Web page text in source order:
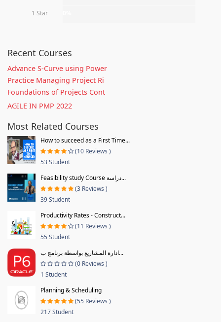
1 Star
Recent Courses
Advance S-Curve using Power
Practice Managing Project Ri
Foundations of Projects Cont
AGILE IN PMP 2022
Most Related Courses
How to succeed as a First Time...
(10 Reviews )
53 Student
Feasibility study Course دراسة...
(3 Reviews )
39 Student
Productivity Rates - Construct...
(11 Reviews )
55 Student
ادارة المشاريع بواسطة برنامج ب...
(0 Reviews )
1 Student
Planning & Scheduling
(55 Reviews )
217 Student